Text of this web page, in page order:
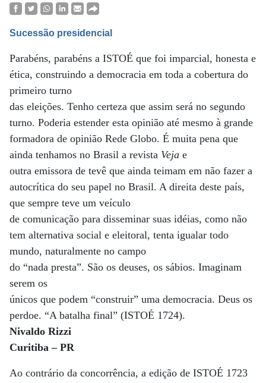
Sucessão presidencial
Parabéns, parabéns a ISTOÉ que foi imparcial, honesta e
ética, construindo a democracia em toda a cobertura do
primeiro turno
das eleições. Tenho certeza que assim será no segundo
turno. Poderia estender esta opinião até mesmo à grande
formadora de opinião Rede Globo. É muita pena que
ainda tenhamos no Brasil a revista Veja e
outra emissora de tevê que ainda teimam em não fazer a
autocrítica do seu papel no Brasil. A direita deste país,
que sempre teve um veículo
de comunicação para disseminar suas idéias, como não
tem alternativa social e eleitoral, tenta igualar todo
mundo, naturalmente no campo
do “nada presta”. São os deuses, os sábios. Imaginam
serem os
únicos que podem “construir” uma democracia. Deus os
perdoe. “A batalha final” (ISTOÉ 1724).
Nivaldo Rizzi
Curitiba – PR
Ao contrário da concorrência, a edição de ISTOÉ 1723